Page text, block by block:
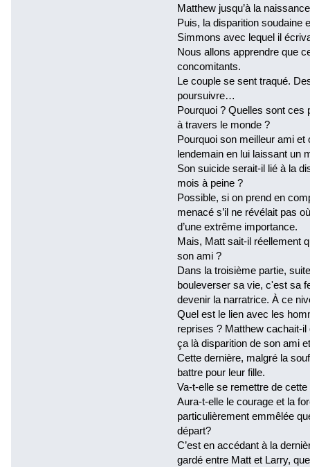
Matthew jusqu’à la
Puis, la disparition soudaine
Simmons avec lequel il
Nous allons apprendre que
concomitants.
Le couple se sent traqué.
poursuivre…
Pourquoi ? Quelles sont ces
à travers le monde ?
Pourquoi son meilleur ami
lendemain en lui laissant un
Son suicide serait-il lié à la
mois à peine ?
Possible, si on prend en
menacé s’il ne révélait pas
d’une extrême importance.
Mais, Matt sait-il réellement
son ami ?
Dans la troisième partie,
bouleverser sa vie, c'est sa
devenir la narratrice. À ce
Quel est le lien avec les
reprises ? Matthew cachait-
ça là disparition de son ami
Cette dernière, malgré la
battre pour leur fille.
Va-t-elle se remettre de
Aura-t-elle le courage et la
particulièrement emmêlée
départ?
C’est en accédant à la
gardé entre Matt et Larry,